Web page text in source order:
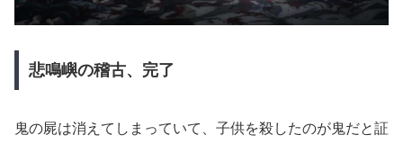
悲鳴嶼の稽古、完了
鬼の屍は消えてしまっていて、子供を殺したのが鬼だと証